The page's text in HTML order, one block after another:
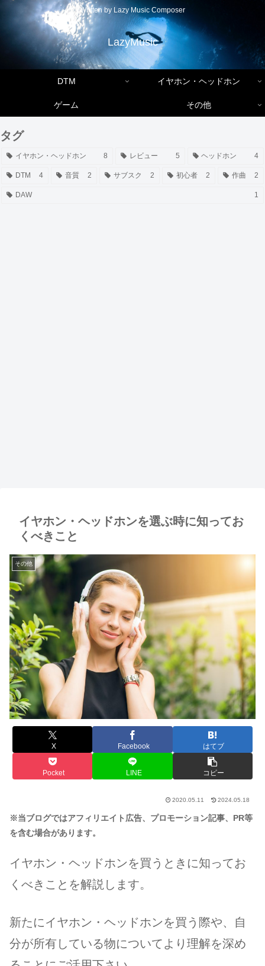
Written by Lazy Music Composer
LazyMusic
DTM イヤホン・ヘッドホン
ゲーム その他
タグ
イヤホン・ヘッドホン 8 レビュー 5 ヘッドホン 4
DTM 4 音質 2 サブスク 2 初心者 2 作曲 2
DAW 1
イヤホン・ヘッドホンを選ぶ時に知ってお
くべきこと
その他
X Facebook はてブ
Pocket LINE コピー
2020.05.11 2024.05.18
※当ブログではアフィリエイト広告、プロモーション記事、PR等
を含む場合があります。
イヤホン・ヘッドホンを買うときに知ってお
くべきことを解説します。
新たにイヤホン・ヘッドホンを買う際や、自
分が所有している物についてより理解を深め